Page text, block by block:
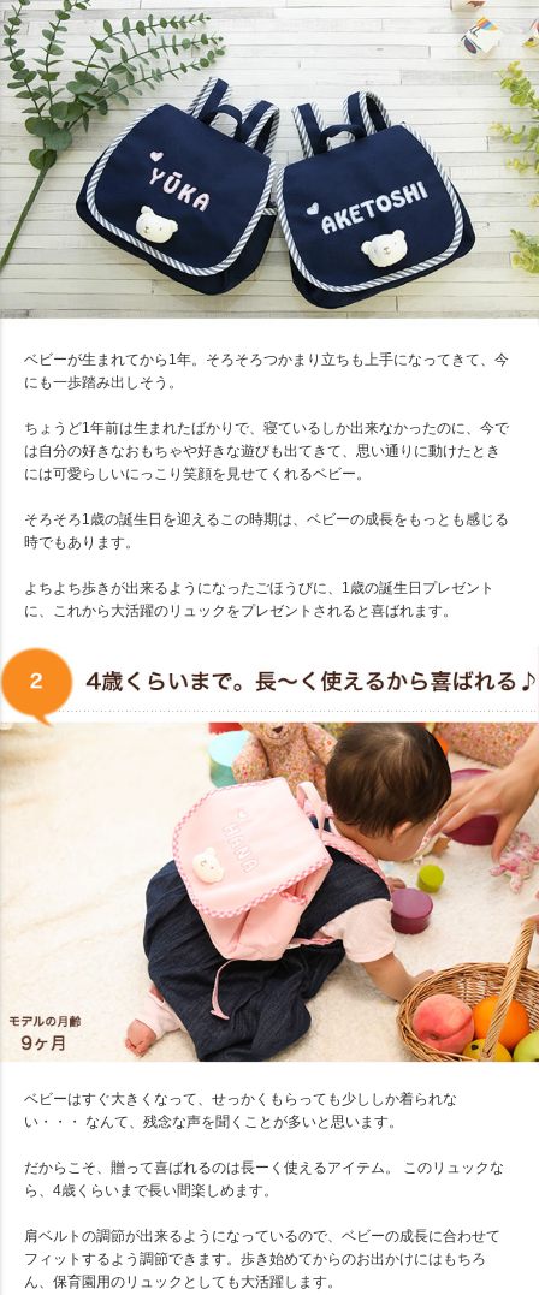
ベビーが生まれてから1年。そろそろつかまり立ちも上手になってきて、今
にも一歩踏み出しそう。
ちょうど1年前は生まれたばかりで、寝ているしか出来なかったのに、今で
は自分の好きなおもちゃや好きな遊びも出てきて、思い通りに動けたとき
には可愛らしいにっこり笑顔を見せてくれるベビー。
そろそろ1歳の誕生日を迎えるこの時期は、ベビーの成長をもっとも感じる
時でもあります。
よちよち歩きが出来るようになったごほうびに、1歳の誕生日プレゼント
に、これから大活躍のリュックをプレゼントされると喜ばれます。
ベビーはすぐ大きくなって、せっかくもらっても少ししか着られな
い・・・ なんて、残念な声を聞くことが多いと思います。
だからこそ、贈って喜ばれるのは長ーく使えるアイテム。 このリュックな
ら、4歳くらいまで長い間楽しめます。
肩ベルトの調節が出来るようになっているので、ベビーの成長に合わせて
フィットするよう調節できます。歩き始めてからのお出かけにはもちろ
ん、保育園用のリュックとしても大活躍します。